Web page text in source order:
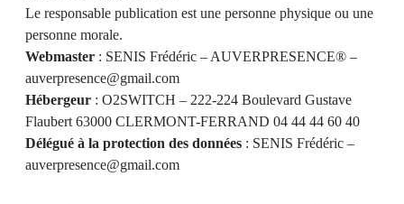
Le responsable publication est une personne physique ou une
personne morale.
Webmaster : SENIS Frédéric – AUVERPRESENCE®️ –
auverpresence@gmail.com
Hébergeur : O2SWITCH – 222-224 Boulevard Gustave
Flaubert 63000 CLERMONT-FERRAND 04 44 44 60 40
Délégué à la protection des données : SENIS Frédéric –
auverpresence@gmail.com